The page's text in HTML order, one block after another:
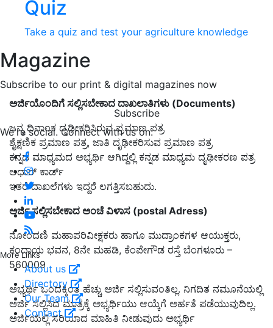
Quiz
Take a quiz and test your agriculture knowledge
Magazine
Subscribe to our print & digital magazines now
Subscribe
We're social. Connect with us on:
More Links
About us
Directory
Our Team
Contact
ಅರ್ಜಿಯೊಂದಿಗೆ ಸಲ್ಲಿಸಬೇಕಾದ ದಾಖಲಾತಿಗಳು (Documents)
ಜನ್ಮ ದಿನಾಂಕ ದೃಢೀಕರಿಸಿರುವ ಪ್ರಮಾಣ ಪತ್ರ
ಶೈಕ್ಷಣಿಕ ಪ್ರಮಾಣ ಪತ್ರ, ಜಾತಿ ದೃಢೀಕರಿಸುವ ಪ್ರಮಾಣ ಪತ್ರ
ಕನ್ನಡ ಮಾಧ್ಯಮದ ಅಭ್ಯರ್ಥಿ ಆಗಿದ್ದಲ್ಲಿ ಕನ್ನಡ ಮಾಧ್ಯಮ ದೃಢೀಕರಣ ಪತ್ರ
ಆಧಾರ್ ಕಾರ್ಡ್
ಇತರೆ ದಾಖಲೆಗಳು ಇದ್ದರೆ ಲಗತ್ತಿಸಬಹುದು.
ಅರ್ಜಿ ಸಲ್ಲಿಸಬೇಕಾದ ಅಂಚೆ ವಿಳಾಸ (postal Adress)
ನೋಂದಣಿ ಮಹಾಪರಿವೀಕ್ಷಕರು ಹಾಗೂ ಮುದ್ರಾಂಕಗಳ ಆಯುಕ್ತರು,
ಕಂದಾಯ ಭವನ, 8ನೇ ಮಹಡಿ, ಕೆಂಪೇಗೌಡ ರಸ್ತೆ ಬೆಂಗಳೂರು –
560009
ಅಭ್ಯರ್ಥಿ ಒಂದಕ್ಕಿಂತ ಹೆಚ್ಚು ಅರ್ಜಿ ಸಲ್ಲಿಸುವಂತಿಲ್ಲ. ನಿಗದಿತ ನಮೂನೆಯಲ್ಲಿ
ಅರ್ಜಿ ಸಲ್ಲಿಸಿದ ಮಾತ್ರಕ್ಕೆ ಅಭ್ಯರ್ಥಿಯು ಆಯ್ಕೆಗೆ ಅರ್ಹತೆ ಪಡೆಯುವುದಿಲ್ಲ.
ಅರ್ಜಿಯಲ್ಲಿ ಸರಿಯಾದ ಮಾಹಿತಿ ನೀಡುವುದು ಅಭ್ಯರ್ಥಿ